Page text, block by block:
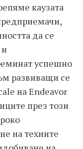
каузата
да се
успешно
развиващи се
на Endeavor
през този
на техните